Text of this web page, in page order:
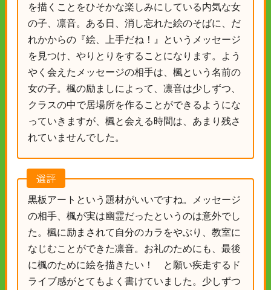
を描くことをひそかな楽しみにしている内気な女
の子、凛音。ある日、消し忘れた絵のそばに、だ
れかからの『絵、上手だね！』というメッセージ
を見つけ、やりとりをすることになります。よう
やく会えたメッセージの相手は、楓という名前の
女の子。楓の励ましによって、凛音は少しずつ、
クラスの中で居場所を作ることができるようにな
っていきますが、楓と会える時間は、あまり残さ
れていませんでした。
選評
黒板アートという題材がいいですね。メッセージ
の相手、楓が実は幽霊だったというのは意外でし
た。楓に励まされて自分のカラをやぶり、教室に
なじむことができた凛音。お礼のためにも、最後
に楓のために絵を描きたい！ と願い疾走するド
ライブ感がとてもよく書けていました。少しずつ